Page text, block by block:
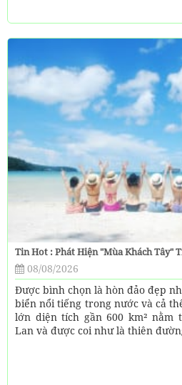
Tin Hot : Phát Hiện "mùa Khách Tây"
08/08/2026
Được bình chọn là hòn đảo đẹp
biển nổi tiếng trong nước và cả
lớn diện tích gần 600 km² nằm
Lan và được coi như là thiên